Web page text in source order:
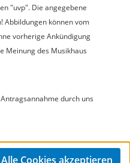
"uvp". Die angegebene
Abbildungen können vom
vorherige Ankündigung
Meinung des Musikhaus
durch uns
Alle Cookies akzeptieren